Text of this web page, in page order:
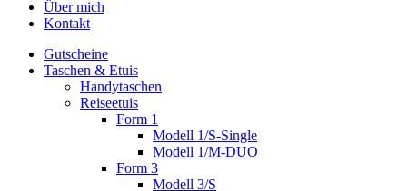
Über mich
Kontakt
Gutscheine
Taschen & Etuis
Handytaschen
Reiseetuis
Form 1
Modell 1/S-Single
Modell 1/M-DUO
Form 3
Modell 3/S